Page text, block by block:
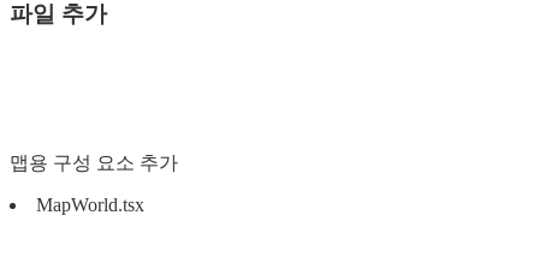
파일 추가
맵용 구성 요소 추가
MapWorld.tsx